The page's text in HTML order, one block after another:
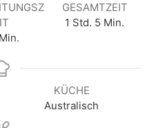
Min.
GESAMTZEIT
1 S
n
e
Std. 5 M
u
Min.
KÜCHE
Australisch